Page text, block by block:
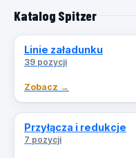
Katalog Spitzer
Linie załadunku
39 pozycji
Zobacz →
Przyłącza i redukcje
7 pozycji